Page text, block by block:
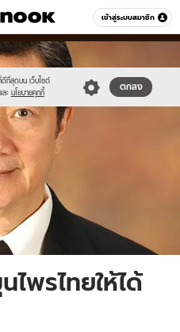
เข้าสู่ระบบสมาชิก
หมวดอื่นๆ
ดีที่สุดบน เว็บไซต์
และ นโยบายคุกกี้
ตกลง
644816-
พรไทยให้ได้